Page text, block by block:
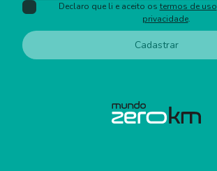
Declaro que li e aceito os termos de uso
privacidade.
Cadastrar